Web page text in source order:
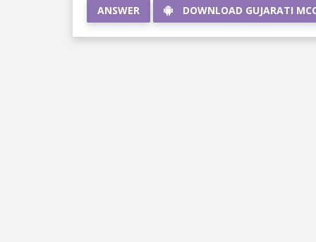
ANSWER DOWNLOAD GUJARATI